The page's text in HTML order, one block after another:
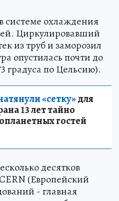
системе охлаждения
Циркулировавший
из труб и заморозил
опустилась почти до
градуса по Цельсию).
«сетку»для
13 лет тайно
гостей
десятков
(Европейский
- главная